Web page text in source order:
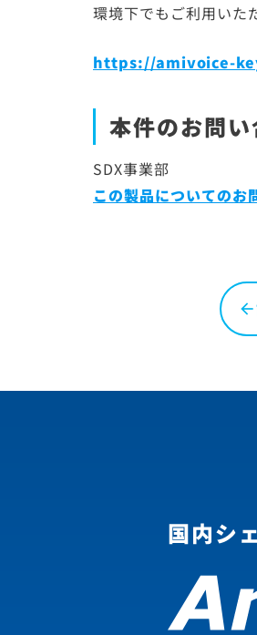
環境下でもご利用いた
https://amivoice-
本件のお問い
SDX事業部
この製品についてのお